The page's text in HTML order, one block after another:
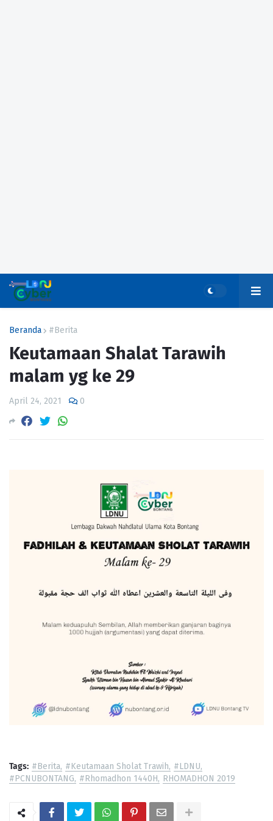
Beranda #Berita
Keutamaan Shalat Tarawih
malam yg ke 29
April 24, 2021 0
Tags: #Berita #Keutamaan Sholat Trawih #LDNU
#PCNUBONTANG #Rhomadhon 1440H RHOMADHON 2019